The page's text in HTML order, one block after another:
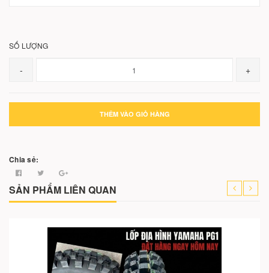
SỐ LƯỢNG
- +
THÊM VÀO GIỎ HÀNG
Chia sẻ:
SẢN PHẨM LIÊN QUAN